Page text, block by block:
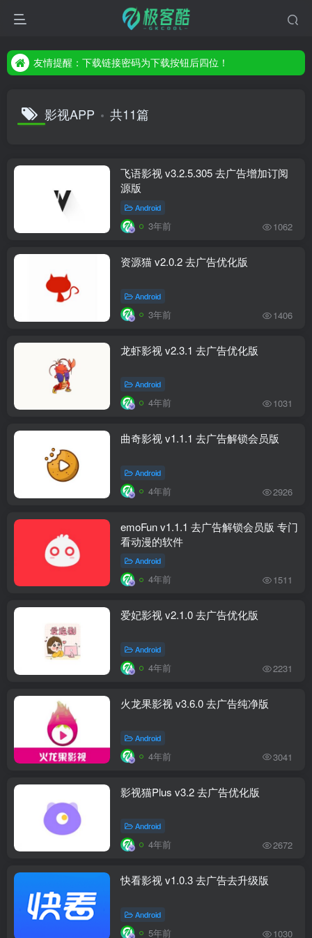
友情提醒：下载链接密码为下载按钮后四位！
友情提醒：下载链接密码为下载按钮后四位！
影视APP 共11篇
飞语影视 v3.2.5.305 去广告增加订阅
源版
Android
3年前 1062
资源猫 v2.0.2 去广告优化版
Android
3年前 1406
龙虾影视 v2.3.1 去广告优化版
Android
4年前 1031
曲奇影视 v1.1.1 去广告解锁会员版
Android
4年前 2926
emoFun v1.1.1 去广告解锁会员版 专门
看动漫的软件
Android
4年前 1511
爱妃影视 v2.1.0 去广告优化版
Android
4年前 2231
火龙果影视 v3.6.0 去广告纯净版
Android
4年前 3041
影视猫Plus v3.2 去广告优化版
Android
4年前 2672
快看影视 v1.0.3 去广告去升级版
Android
5年前 1030